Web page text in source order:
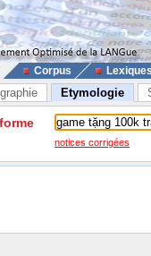
Corpus
Etymologie
notices corrigées